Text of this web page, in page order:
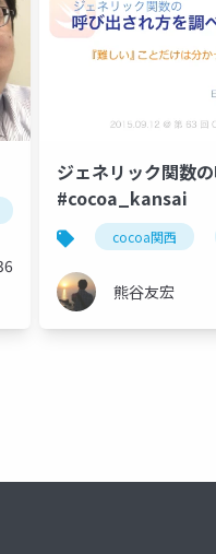
金子邦彦研究室
式 変数
ジェネリック関数
#cocoa_kansai
cocoa関西
熊谷友宏